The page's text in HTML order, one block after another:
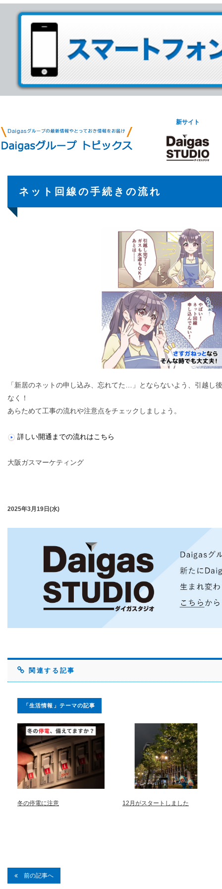
新サイト
ネット回線の手続きの流れ
「新居のネットの申し込み、忘れてた…」とならないよう、引越し
なく！
あらためて工事の流れや注意点をチェックしましょう。
詳しい開通までの流れはこちら
大阪ガスマーケティング
2025年3月19日(水)
関連する記事
「生活情報」テーマの記事
冬の停電に注意 12月がスタートしました
前の記事へ